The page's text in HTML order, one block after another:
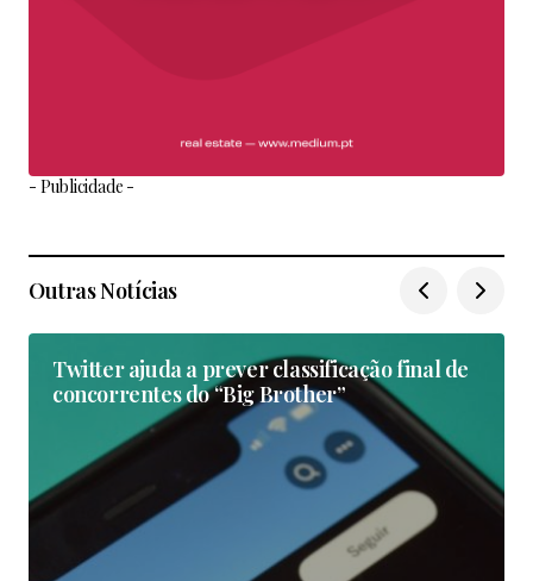
- Publicidade -
Outras Notícias
Twitter ajuda a prever classificação final de
concorrentes do “Big Brother”